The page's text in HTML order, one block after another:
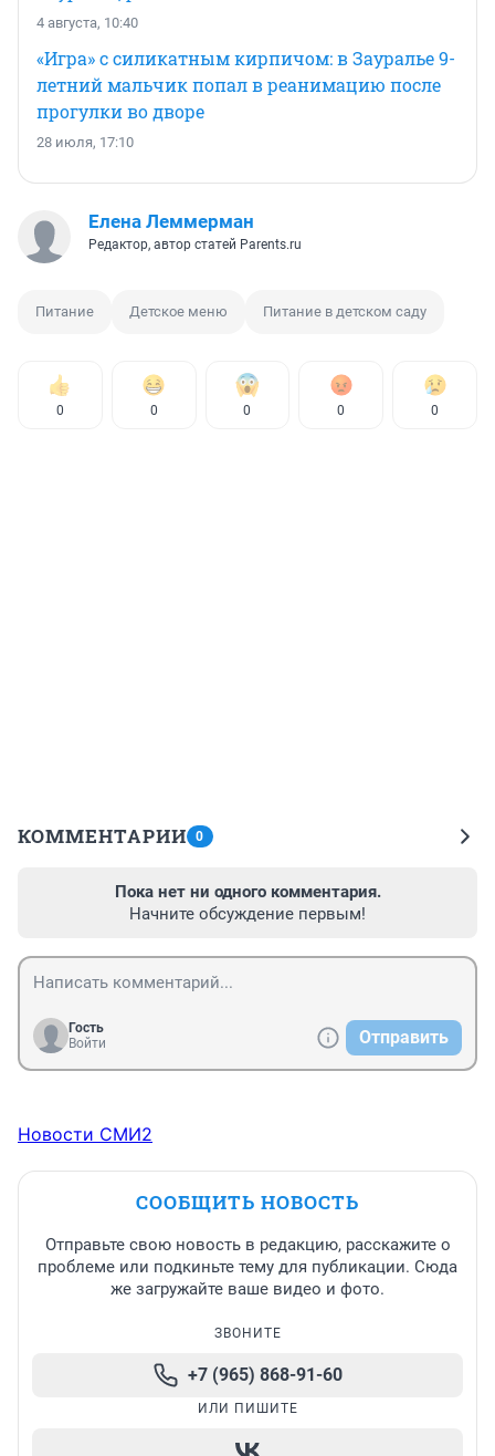
4 августа, 10:40
«Игра» с силикатным кирпичом: в Зауралье 9-
летний мальчик попал в реанимацию после
прогулки во дворе
28 июля, 17:10
Елена Леммерман
Редактор, автор статей Parents.ru
Питание Детское меню Питание в детском саду
0 0 0 0 0
КОММЕНТАРИИ 0
Пока нет ни одного комментария.
Начните обсуждение первым!
Гость
Войти
Отправить
Новости СМИ2
СООБЩИТЬ НОВОСТЬ
Отправьте свою новость в редакцию, расскажите о
проблеме или подкиньте тему для публикации. Сюда
же загружайте ваше видео и фото.
ЗВОНИТЕ
+7 (965) 868-91-60
ИЛИ ПИШИТЕ